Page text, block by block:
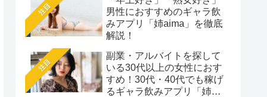
注目
男性におすすめのギャラ飲
みアプリ「姉aima」を徹底
解説！
注目
副業・アルバイトを探して
いる30代以上の女性におす
すめ！30代・40代でも稼げ
るギャラ飲みアプリ「姉